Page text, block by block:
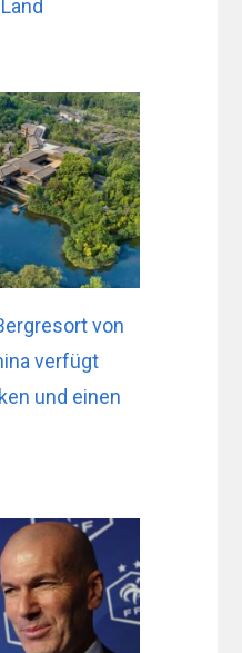
von
verfügt
und einen